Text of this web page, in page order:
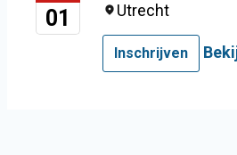
01
Utrecht
Inschrijven